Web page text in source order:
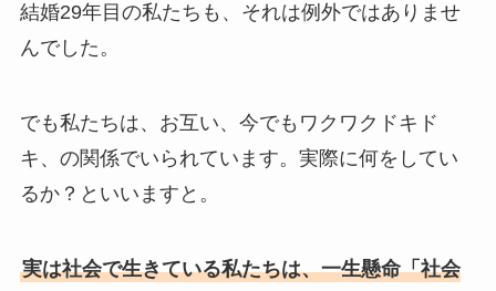
結婚29年目の私たちも、それは例外ではありませ
んでした。
でも私たちは、お互い、今でもワクワクドキド
キ、の関係でいられています。実際に何をしてい
るか？といいますと。
実は社会で生きている私たちは、一生懸命「社会